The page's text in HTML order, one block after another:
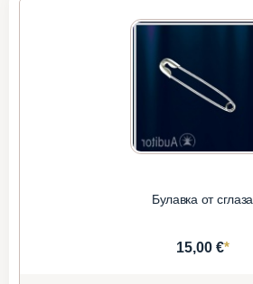
Булавка от сглаза
15,00 €*